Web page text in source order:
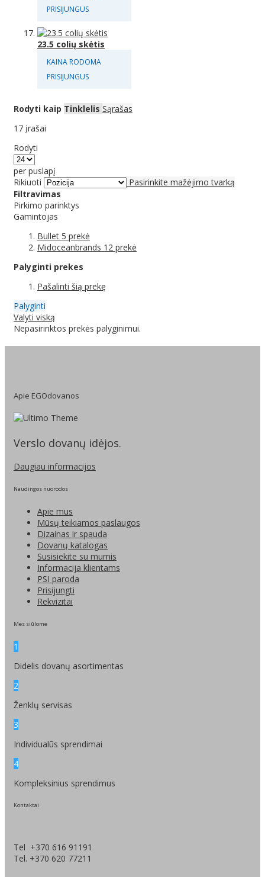
PRISIJUNGUS
23.5 colių skėtis
KAINA RODOMA
PRISIJUNGUS
Rodyti kaip Tinklelis Sąrašas
17 įrašai
Rodyti
per puslapį
Rikiuoti
Pasirinkite mažėjimo tvarką
Filtravimas
Pirkimo parinktys
Gamintojas
Bullet 5 prekė
Midoceanbrands 12 prekė
Palyginti prekes
Pašalinti šią prekę
Palyginti
Valyti viską
Nepasirinktos prekės palyginimui.
Apie EGOdovanos
Verslo dovanų idėjos.
Daugiau informacijos
Naudingos nuorodos
Apie mus
Mūsų teikiamos paslaugos
Dizainas ir spauda
Dovanų katalogas
Susisiekite su mumis
Informacija klientams
PSI paroda
Prisijungti
Rekvizitai
Mes siūlome
1
Didelis dovanų asortimentas
2
Ženklų servisas
3
Individualūs sprendimai
4
Kompleksinius sprendimus
Kontaktai
Tel +370 616 91191
Tel. +370 620 77211